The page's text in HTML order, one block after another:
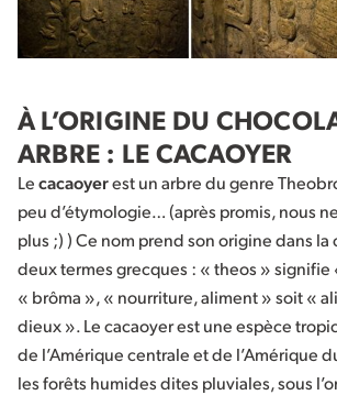
À L’ORIGINE DU
ARBRE : LE CACAOYER
Lecacaoyerest un arbre du genre
peu d’étymologie… (après promis, nous
plus ;) ) Ce nom prend son origine dans
deux termes grecques : « theos » signifie
« brôma », « nourriture, aliment » soit «
dieux ». Le cacaoyer est une espèce
de l’Amérique centrale et de l’Amérique
les forêts humides dites pluviales, sous